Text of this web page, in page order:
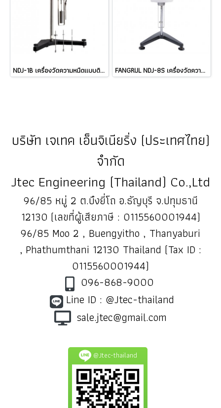
NDJ-1B เครื่องวัดความหนืดแบบดิจิตอล Digital Rotary Viscometer FANGRUL NDJ-8S เครื่องวัดความหนืดแบบดิจิตอล Viscometer (Range 1 mPa.s - 2,000,000 mPa.s) ราคา
บริษัท เจเทค เอ็นจิเนียริ่ง (ประเทศไทย)
จำกัด
Jtec Engineering (Thailand) Co.,Ltd
96/85 หมู่ 2 ต.บึงยี่โถ อ.ธัญบุรี จ.ปทุมธานี
12130 (เลขที่ผู้เสียภาษี : 0115560001944)
96/85 Moo 2 , Buengyitho , Thanyaburi
, Phathumthani 12130 Thailand (Tax ID :
0115560001944)
096-868-9000
Line ID : @Jtec-thailand
sale.jtec@gmail.com
@Jtec-thailand